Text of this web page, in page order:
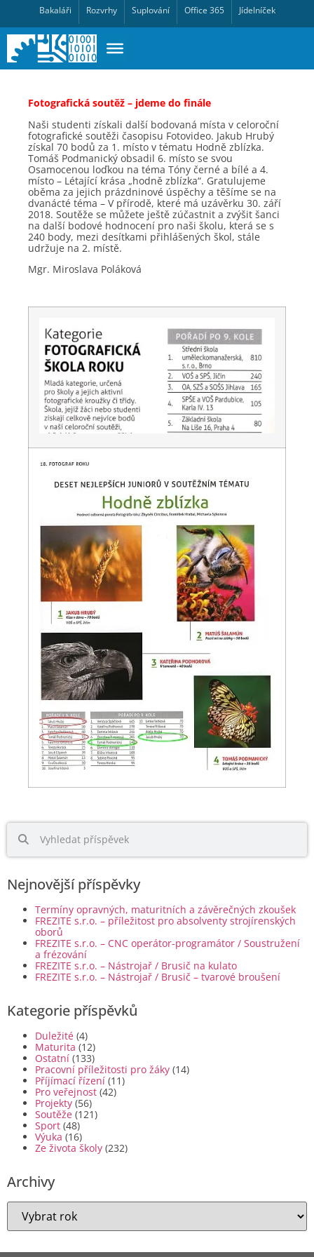
Bakaláři Rozvrhy Suplování Office 365 Jídelníček
Nejnovější příspěvky
Termíny opravných, maturitních a závěrečných zkoušek
FREZITE s.r.o. – příležitost pro absolventy strojírenských
oborů
FREZITE s.r.o. – CNC operátor-programátor / Soustružení
a frézování
FREZITE s.r.o. – Nástrojař / Brusič na kulato
FREZITE s.r.o. – Nástrojař / Brusič – tvarové broušení
Kategorie příspěvků
Duležité (4)
Maturita (12)
Ostatní (133)
Pracovní příležitosti pro žáky (14)
Příjímací řízení (11)
Pro veřejnost (42)
Projekty (56)
Soutěže (121)
Sport (48)
Výuka (16)
Ze života školy (232)
Archivy
Fotografická soutěž – jdeme do finále
Naši studenti získali další bodovaná místa v celoroční
fotografické soutěži časopisu Fotovideo. Jakub Hrubý
získal 70 bodů za 1. místo v tématu Hodně zblízka.
Tomáš Podmanický obsadil 6. místo se svou
Osamocenou loďkou na téma Tóny černé a bílé a 4.
místo – Létající krása „hodně zblízka“. Gratulujeme
oběma za jejich prázdninové úspěchy a těšíme se na
dvanácté téma – V přírodě, které má uzávěrku 30. září
2018. Soutěže se můžete ještě zúčastnit a zvýšit šanci
na další bodové hodnocení pro naši školu, která se s
240 body, mezi desítkami přihlášených škol, stále
udržuje na 2. místě.
Mgr. Miroslava Poláková